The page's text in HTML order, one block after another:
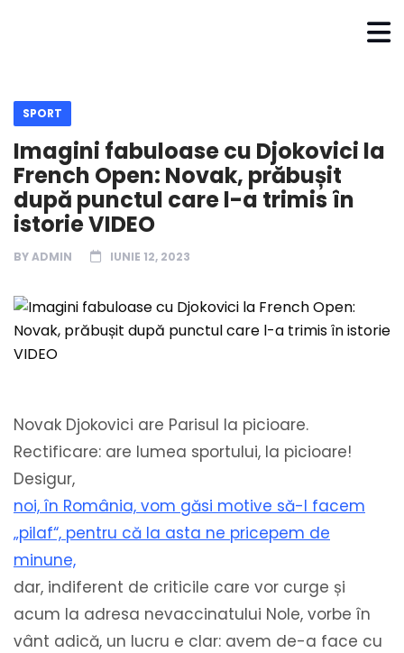
SPORT
Imagini fabuloase cu Djokovici la
French Open: Novak, prăbușit
după punctul care l-a trimis în
istorie VIDEO
BYADMIN IUNIE 12, 2023
Novak Djokovici are Parisul la picioare.
Rectificare: are lumea sportului, la picioare!
Desigur,
noi, în România, vom găsi motive să-l facem
„pilaf“, pentru că la asta ne pricepem de
minune,
dar, indiferent de criticile care vor curge și
acum la adresa nevaccinatului Nole, vorbe în
vânt adică, un lucru e clar: avem de-a face cu